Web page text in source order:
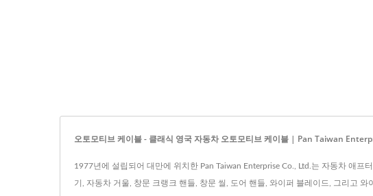
오토모티브 케이블 - 클래식 영국 자동차 오토모티브 케이블 | Pan Taiwan
1977년에 설립되어 대만에 위치한 Pan Taiwan Enterprise Co., Ltd.는 자동차 애
기, 자동차 거울, 창문 크랭크 핸들, 창문 씰, 도어 핸들, 와이퍼 블레이드, 그리고